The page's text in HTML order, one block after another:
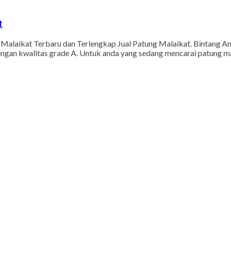
Terbaru dan Terlengkap Jual Patung Malaikat. Bintang
kwalitas grade A. Untuk anda yang sedang mencarai patung